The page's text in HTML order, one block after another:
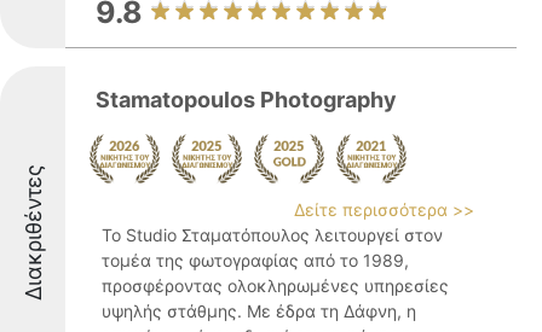
9.8
Διακριθέντες
Stamatopoulos Photography
Δείτε περισσότερα >>
Το Studio Σταματόπουλος λειτουργεί στον
τομέα της φωτογραφίας από το 1989,
προσφέροντας ολοκληρωμένες υπηρεσίες
υψηλής στάθμης. Με έδρα τη Δάφνη, η